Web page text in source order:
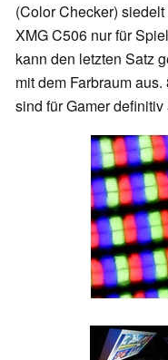
(Color Checker)
XMG C506 nur für
kann den letzten Satz
mit dem Farbraum
sind für Gamer